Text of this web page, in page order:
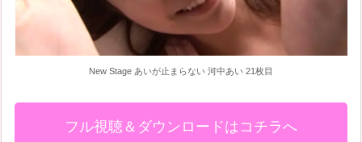
New Stage あいが止まらない 河中あい 21枚目
フル視聴＆ダウンロードはコチラへ